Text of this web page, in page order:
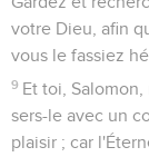
votre Dieu, afin
vous le fassiez
9 Et toi,
sers-le avec un
plaisir ; car